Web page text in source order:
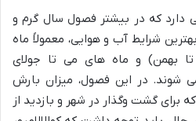
دارد که در بیشتر فصول سال گرم و
شرایط آب و هوایی، معمولاً ماه
تا بهمن) و ماه های می تا جولای
شوند. در این فصول، میزان بارش
برای گشت وگذار در شهر و بازدید از